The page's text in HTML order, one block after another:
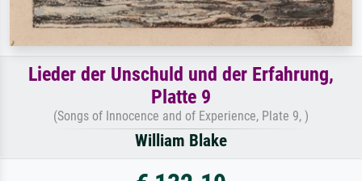
Lieder der Unschuld und der Erfahrung,
Platte 9
(Songs of Innocence and of Experience, Plate 9, )
William Blake